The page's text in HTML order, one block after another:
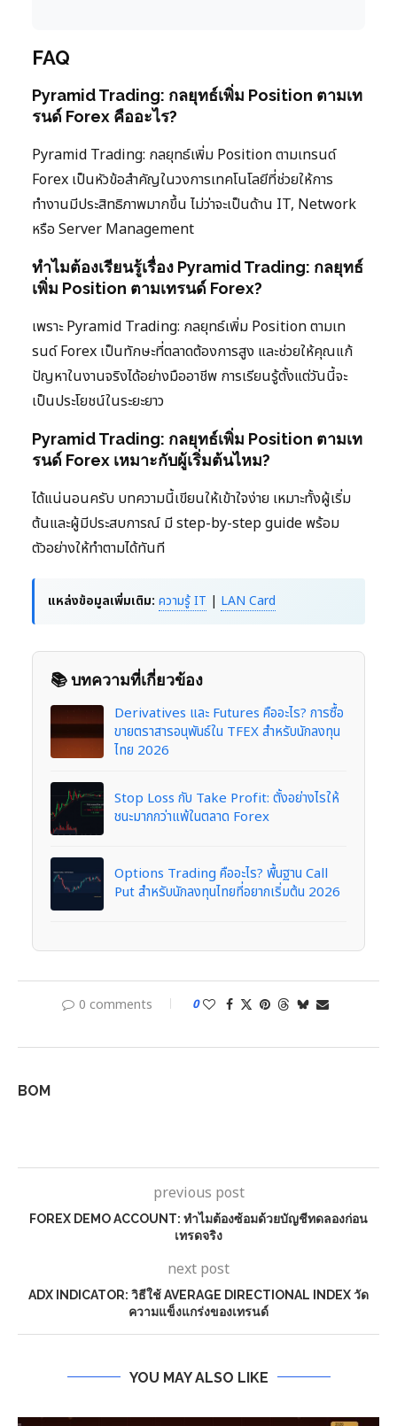
FAQ
Pyramid Trading: กลยุทธ์เพิ่ม Position ตามเท
รนด์ Forex คืออะไร?
Pyramid Trading: กลยุทธ์เพิ่ม Position ตามเทรนด์
Forex เป็นหัวข้อสำคัญในวงการเทคโนโลยีที่ช่วยให้การ
ทำงานมีประสิทธิภาพมากขึ้น ไม่ว่าจะเป็นด้าน IT, Network
หรือ Server Management
ทำไมต้องเรียนรู้เรื่อง Pyramid Trading: กลยุทธ์
เพิ่ม Position ตามเทรนด์ Forex?
เพราะ Pyramid Trading: กลยุทธ์เพิ่ม Position ตามเท
รนด์ Forex เป็นทักษะที่ตลาดต้องการสูง และช่วยให้คุณแก้
ปัญหาในงานจริงได้อย่างมืออาชีพ การเรียนรู้ตั้งแต่วันนี้จะ
เป็นประโยชน์ในระยะยาว
Pyramid Trading: กลยุทธ์เพิ่ม Position ตามเท
รนด์ Forex เหมาะกับผู้เริ่มต้นไหม?
ได้แน่นอนครับ บทความนี้เขียนให้เข้าใจง่าย เหมาะทั้งผู้เริ่ม
ต้นและผู้มีประสบการณ์ มี step-by-step guide พร้อม
ตัวอย่างให้ทำตามได้ทันที
แหล่งข้อมูลเพิ่มเติม: ความรู้ IT | LAN Card
📚 บทความที่เกี่ยวข้อง
Derivatives และ Futures คืออะไร? การซื้อ
ขายตราสารอนุพันธ์ใน TFEX สำหรับนักลงทุน
ไทย 2026
Stop Loss กับ Take Profit: ตั้งอย่างไรให้
ชนะมากกว่าแพ้ในตลาด Forex
Options Trading คืออะไร? พื้นฐาน Call
Put สำหรับนักลงทุนไทยที่อยากเริ่มต้น 2026
0 comments 0
BOM
previous post
FOREX DEMO ACCOUNT: ทำไมต้องซ้อมด้วยบัญชีทดลองก่อน
เทรดจริง
next post
ADX INDICATOR: วิธีใช้ AVERAGE DIRECTIONAL INDEX วัด
ความแข็งแกร่งของเทรนด์
YOU MAY ALSO LIKE